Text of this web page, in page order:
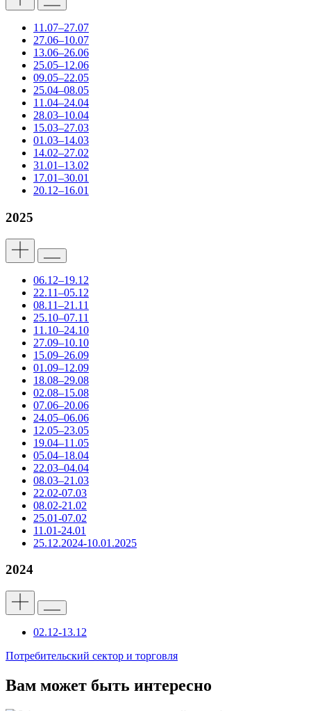
11.07–27.07
27.06–10.07
13.06–26.06
25.05–12.06
09.05–22.05
25.04–08.05
11.04–24.04
28.03–10.04
15.03–27.03
01.03–14.03
14.02–27.02
31.01–13.02
17.01–30.01
20.12–16.01
2025
06.12–19.12
22.11–05.12
08.11–21.11
25.10–07.11
11.10–24.10
27.09–10.10
15.09–26.09
01.09–12.09
18.08–29.08
02.08–15.08
07.06–20.06
24.05–06.06
12.05–23.05
19.04–11.05
05.04–18.04
22.03–04.04
08.03–21.03
22.02-07.03
08.02-21.02
25.01-07.02
11.01-24.01
25.12.2024-10.01.2025
2024
02.12-13.12
Потребительский сектор и торговля
Вам может быть интересно